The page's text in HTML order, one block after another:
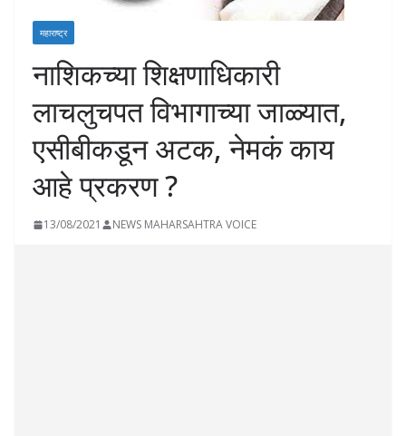
महाराष्ट्र
नाशिकच्या शिक्षणाधिकारी
लाचलुचपत विभागाच्या जाळ्यात,
एसीबीकडून अटक, नेमकं काय
आहे प्रकरण ?
13/08/2021 NEWS MAHARSAHTRA VOICE